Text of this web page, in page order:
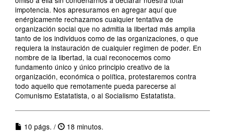
impotencia. Nos apresuramos en agregar aquí que
enérgicamente rechazamos cualquier tentativa de
organización social que no admitia la libertad más amplia
tanto de los individuos como de las organizaciones, o que
requiera la instauración de cualquier regimen de poder. En
nombre de la libertad, la cual reconocemos como
fundamento único y único principio creativo de la
organización, económica o política, protestaremos contra
todo aquello que remotamente pueda parecerse al
Comunismo Estatatista, o al Socialismo Estatatista.
10 págs. /
18 minutos.